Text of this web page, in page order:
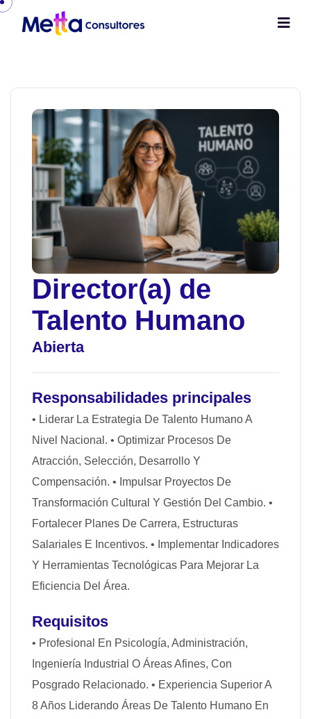
Director(a) de
Talento Humano
Abierta
Responsabilidades principales
• Liderar La Estrategia De Talento Humano A
Nivel Nacional. • Optimizar Procesos De
Atracción, Selección, Desarrollo Y
Compensación. • Impulsar Proyectos De
Transformación Cultural Y Gestión Del Cambio. •
Fortalecer Planes De Carrera, Estructuras
Salariales E Incentivos. • Implementar Indicadores
Y Herramientas Tecnológicas Para Mejorar La
Eficiencia Del Área.
Requisitos
• Profesional En Psicología, Administración,
Ingeniería Industrial O Áreas Afines, Con
Posgrado Relacionado. • Experiencia Superior A
8 Años Liderando Áreas De Talento Humano En